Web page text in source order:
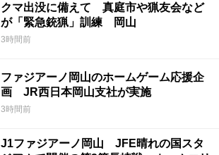
クマ出没に備えて 真庭市や猟友会など
が「緊急銃猟」訓練 岡山
3時間前
ファジアーノ岡山のホームゲーム応援企
画 JR西日本岡山支社が実施
3時間前
J1ファジアーノ岡山 JFE晴れの国スタ